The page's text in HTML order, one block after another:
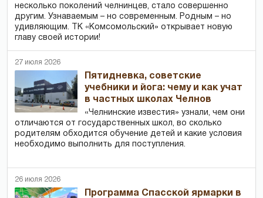
несколько поколений челнинцев, стало совершенно
другим. Узнаваемым – но современным. Родным – но
удивляющим. ТК «Комсомольский» открывает новую
главу своей истории!
27 июля 2026
Пятидневка, советские
учебники и йога: чему и как учат
в частных школах Челнов
«Челнинские известия» узнали, чем они
отличаются от государственных школ, во сколько
родителям обходится обучение детей и какие условия
необходимо выполнить для поступления.
26 июля 2026
Программа Спасской ярмарки в